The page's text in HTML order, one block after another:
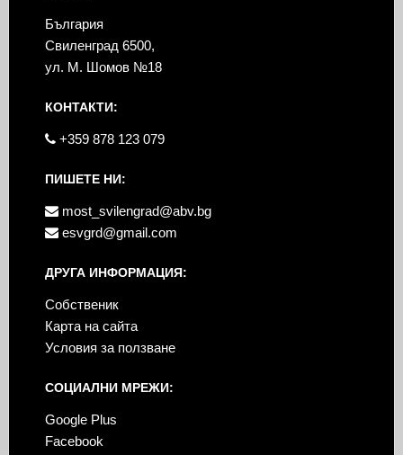
България
Свиленград 6500,
ул. М. Шомов №18
КОНТАКТИ:
+359 878 123 079
ПИШЕТЕ НИ:
most_svilengrad@abv.bg
esvgrd@gmail.com
ДРУГА ИНФОРМАЦИЯ:
Собственик
Карта на сайта
Условия за ползване
СОЦИАЛНИ МРЕЖИ:
Google Plus
Facebook